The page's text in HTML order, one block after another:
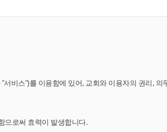
비스")를 이용함에 있어, 교회와 이용자의 권리,
으로써 효력이 발생합니다.